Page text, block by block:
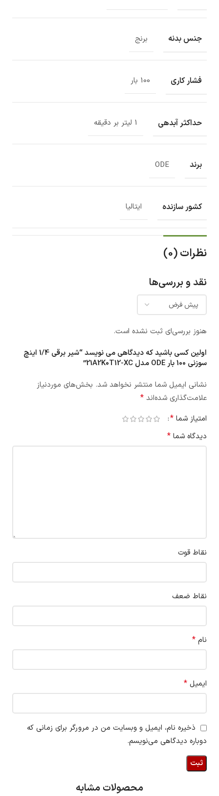
جنس بدنه برنج
فشار کاری 100 بار
حداکثر آبدهی 1 لیتر بر دقیقه
برند ODE
کشور سازنده ایتالیا
نظرات (0)
نقد و بررسی‌ها
هنوز بررسی‌ای ثبت نشده است.
اولین کسی باشید که دیدگاهی می نویسد “شیر برقی 1/4 اینچ
سوزنی 100 بار ODE مدل 21A2K0T12-XC”
نشانی ایمیل شما منتشر نخواهد شد. بخش‌های موردنیاز
علامت‌گذاری شده‌اند *
امتیاز شما *
دیدگاه شما *
نقاط قوت
نقاط ضعف
نام *
ایمیل *
ذخیره نام، ایمیل و وبسایت من در مرورگر برای زمانی که
دوباره دیدگاهی می‌نویسم.
محصولات مشابه